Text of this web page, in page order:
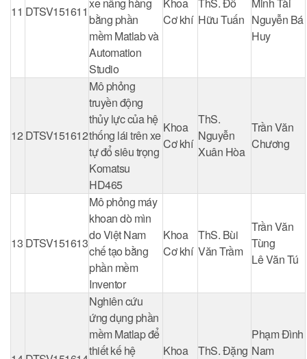
11 DTSV151611
bằng phần
mềm Matlab và
Automation
Studio
Cơ khí Hữu Tuấn Nguyễn Bá
Huy
12 DTSV151612
Mô phỏng
truyền động
thủy lực của hệ
thống lái trên xe
tự đổ siêu trọng
Komatsu
HD465
Khoa
Cơ khí
ThS.
Nguyễn
Xuân Hòa
Trần Văn
Chương
13 DTSV151613
Mô phỏng máy
khoan dò mìn
do Việt Nam
chế tạo bằng
phần mềm
Inventor
Khoa
Cơ khí
ThS. Bùi
Văn Trầm
Trần Văn
Tùng
Lê Văn Tú
Nghiên cứu
ứng dụng phần
mềm Matlap để
thiết kế hệ
Khoa
ThS. Đặng
Phạm Đình
Nam